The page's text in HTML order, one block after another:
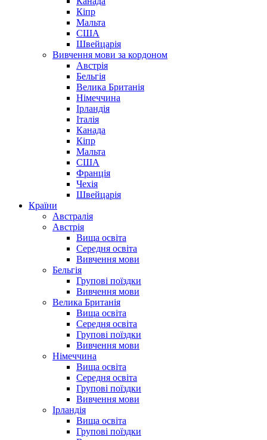
Кіпр
Мальта
США
Швейцарія
Вивчення мови за кордоном
Австрія
Бельгія
Велика Британія
Німеччина
Ірландія
Італія
Канада
Кіпр
Мальта
США
Франція
Чехія
Швейцарія
Країни
Австралія
Австрія
Вища освіта
Середня освіта
Вивчення мови
Бельгія
Групові поїздки
Вивчення мови
Велика Британія
Вища освіта
Середня освіта
Групові поїздки
Вивчення мови
Німеччина
Вища освіта
Середня освіта
Групові поїздки
Вивчення мови
Ірландія
Вища освіта
Групові поїздки